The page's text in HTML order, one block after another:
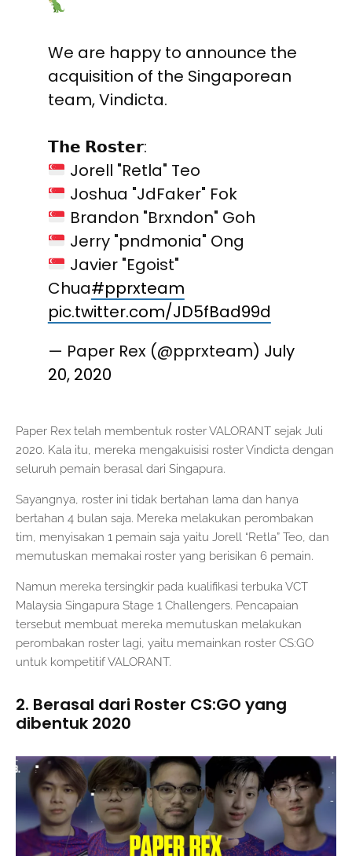
We are happy to announce the
acquisition of the Singaporean
team, Vindicta.
𝗧𝗵𝗲 𝗥𝗼𝘀𝘁𝗲𝗿:
Jorell "Retla" Teo
Joshua "JdFaker" Fok
Brandon "Brxndon" Goh
Jerry "pndmonia" Ong
Javier "Egoist"
Chua#pprxteam
pic.twitter.com/JD5fBad99d
— Paper Rex (@pprxteam) July
20, 2020
Paper Rex telah membentuk roster VALORANT sejak Juli
2020. Kala itu, mereka mengakuisisi roster Vindicta dengan
seluruh pemain berasal dari Singapura.
Sayangnya, roster ini tidak bertahan lama dan hanya
bertahan 4 bulan saja. Mereka melakukan perombakan
tim, menyisakan 1 pemain saja yaitu Jorell “Retla” Teo, dan
memutuskan memakai roster yang berisikan 6 pemain.
Namun mereka tersingkir pada kualifikasi terbuka VCT
Malaysia Singapura Stage 1 Challengers. Pencapaian
tersebut membuat mereka memutuskan melakukan
perombakan roster lagi, yaitu memainkan roster CS:GO
untuk kompetitif VALORANT.
2. Berasal dari Roster CS:GO yang
dibentuk 2020